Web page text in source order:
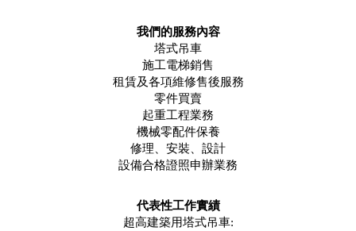
我們的服務內容
塔式吊車
施工電梯銷售
租賃及各項維修售後服務
零件買賣
起重工程業務
機械零配件保養
修理、安裝、設計
設備合格證照申辦業務
代表性工作實績
超高建築用塔式吊車: